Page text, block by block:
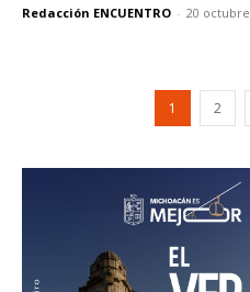
Redacción ENCUENTRO - 20
1 2